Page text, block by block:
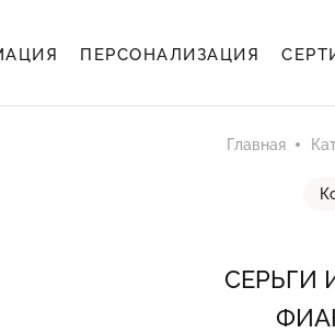
ПЕРСОНАЛИЗАЦИЯ
Главная
СЕРЬГИ